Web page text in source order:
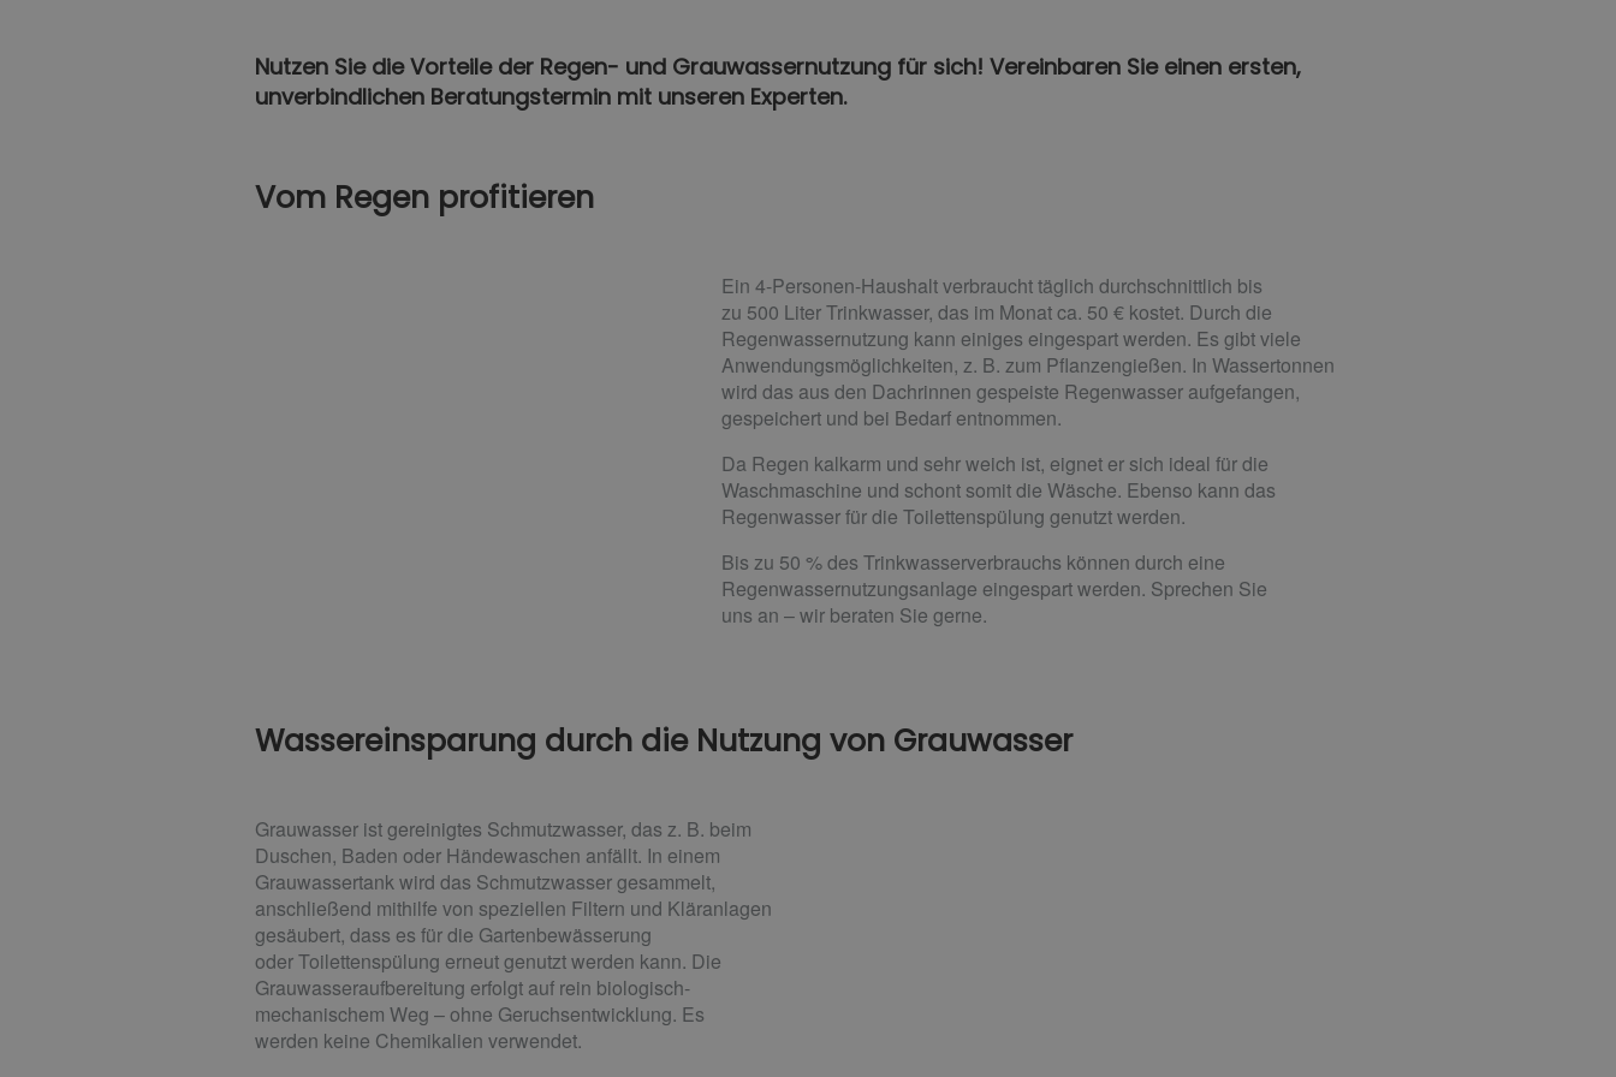
Nutzen Sie die Vorteile der Regen- und Grauwassernutzung für sich! Vereinbaren Sie einen ersten,
unverbindlichen Beratungstermin mit unseren Experten.
Vom Regen profitieren
Ein 4-Personen-Haushalt verbraucht täglich durchschnittlich bis
zu 500 Liter Trinkwasser, das im Monat ca. 50 € kostet. Durch die
Regenwassernutzung kann einiges eingespart werden. Es gibt viele
Anwendungsmöglichkeiten, z. B. zum Pflanzengießen. In Wassertonnen
wird das aus den Dachrinnen gespeiste Regenwasser aufgefangen,
gespeichert und bei Bedarf entnommen.
Da Regen kalkarm und sehr weich ist, eignet er sich ideal für die
Waschmaschine und schont somit die Wäsche. Ebenso kann das
Regenwasser für die Toilettenspülung genutzt werden.
Bis zu 50 % des Trinkwasserverbrauchs können durch eine
Regenwassernutzungsanlage eingespart werden. Sprechen Sie
uns an – wir beraten Sie gerne.
Wassereinsparung durch die Nutzung von Grauwasser
Grauwasser ist gereinigtes Schmutzwasser, das z. B. beim
Duschen, Baden oder Händewaschen anfällt. In einem
Grauwassertank wird das Schmutzwasser gesammelt,
anschließend mithilfe von speziellen Filtern und Kläranlagen
gesäubert, dass es für die Gartenbewässerung
oder Toilettenspülung erneut genutzt werden kann. Die
Grauwasseraufbereitung erfolgt auf rein biologisch-
mechanischem Weg – ohne Geruchsentwicklung. Es
werden keine Chemikalien verwendet.